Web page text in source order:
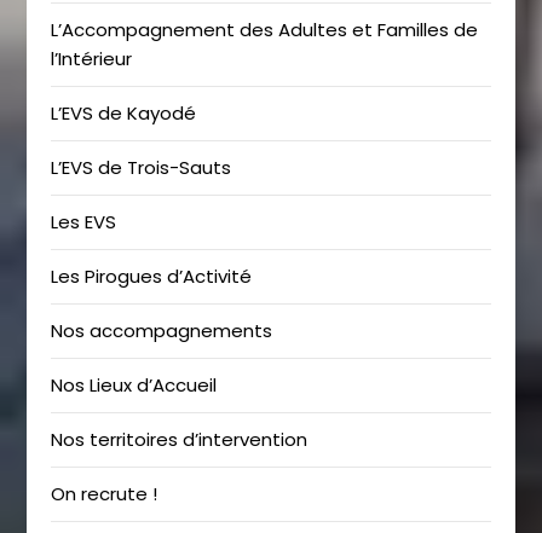
L’Accompagnement des Adultes et Familles de
l’Intérieur
L’EVS de Kayodé
L’EVS de Trois-Sauts
Les EVS
Les Pirogues d’Activité
Nos accompagnements
Nos Lieux d’Accueil
Nos territoires d’intervention
On recrute !